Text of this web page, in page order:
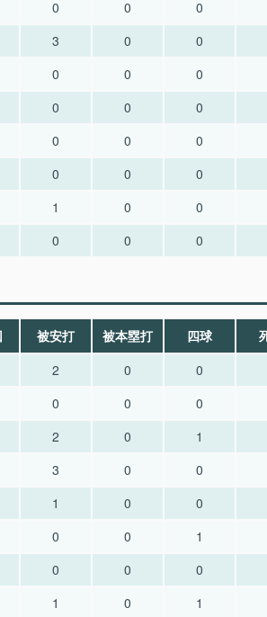
0 0 0
3 0 0
0 0 0
0 0 0
0 0 0
0 0 0
1 0 0
0 0 0
被安打 被本塁打 四球
2 0 0
0 0 0
2 0 1
3 0 0
1 0 0
0 0 1
0 0 0
1 0 1